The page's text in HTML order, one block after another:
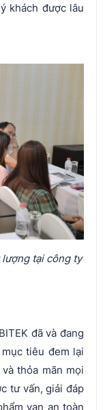
khách được lâu
tại công ty
đã và đang
tiêu đem lại
thỏa mãn mọi
tư vấn, giải đáp
van an toàn